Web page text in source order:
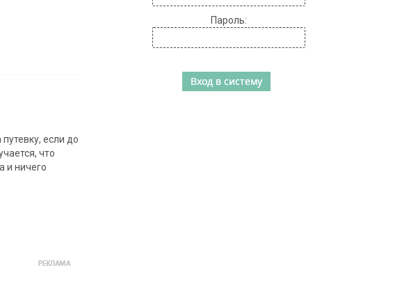
если до
что
и ничего
Пароль: